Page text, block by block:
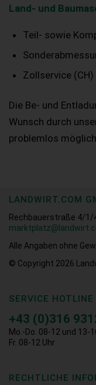
Land- und
Teil- sowie
Zollservice (CH)
Die Be- und
Wunsch durch
problemlos
LANDWIRT.COM
Rechbauerstraße 4/1/
Alle Angaben ohne
© Copyright 2026
SERVICE HOTLINE
+43 (0)316
Mo.-Do. 08-12 und 13-
Fr. 08-12 Uhr
RECHTLICHE